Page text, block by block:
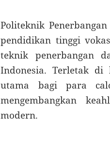
Politeknik
pendidikan tinggi
teknik penerbangan
Indonesia. Terletak di
utama bagi para
mengembangkan
modern.